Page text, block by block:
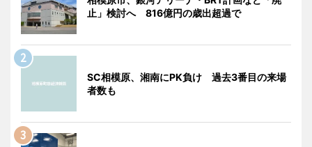
止」検討へ 816億円の歳出超過で
SC相模原、湘南にPK負け 過去3番目の来場
者数も